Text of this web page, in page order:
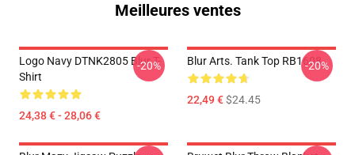
Meilleures ventes
Logo Navy DTNK2805 Blur T-
Shirt
24,38 € - 28,06 €
-20% Blur Arts. Tank Top RB1608
22,49 €$24.45
-20%